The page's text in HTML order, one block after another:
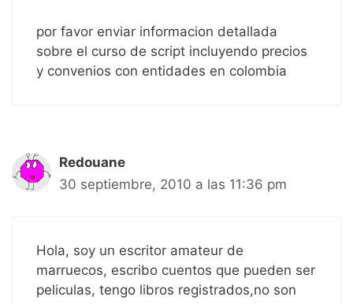
por favor enviar informacion detallada
sobre el curso de script incluyendo precios
y convenios con entidades en colombia
Redouane
30 septiembre, 2010 a las 11:36 pm
Hola, soy un escritor amateur de
marruecos, escribo cuentos que pueden ser
peliculas, tengo libros registrados,no son